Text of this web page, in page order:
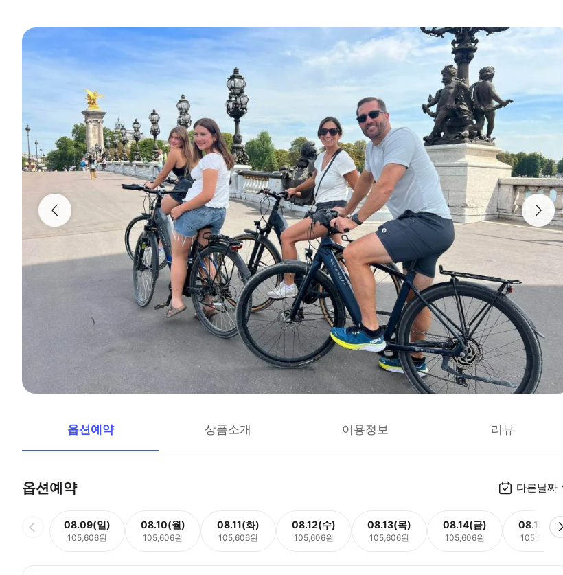
옵션예약 상품소개 이용정보 리뷰
옵션예약 다른날짜
08.09(일)
105,606원
08.10(월)
105,606원
08.11(화)
105,606원
08.12(수)
105,606원
08.13(목)
105,606원
08.14(금)
105,606원
08.15(토)
105,606원